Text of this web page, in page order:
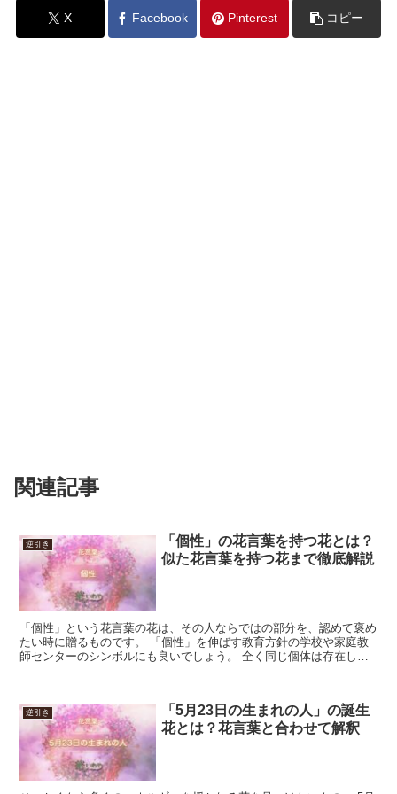
X Facebook Pinterest コピー
関連記事
逆引き
「個性」の花言葉を持つ花とは？
似た花言葉を持つ花まで徹底解説
「個性」という花言葉の花は、その人ならではの部分を、認めて褒め
たい時に贈るものです。 「個性」を伸ばす教育方針の学校や家庭教
師センターのシンボルにも良いでしょう。 全く同じ個体は存在しな
逆引き
「5月23日の生まれの人」の誕生
花とは？花言葉と合わせて解釈